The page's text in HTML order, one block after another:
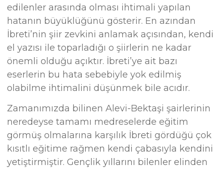
edilenler arasında olması ihtimali yapılan
hatanın büyüklüğünü gösterir. En azından
İbreti’nin şiir zevkini anlamak açısından, kendi
el yazısı ile toparladığı o şiirlerin ne kadar
önemli olduğu açıktır. İbreti’ye ait bazı
eserlerin bu hata sebebiyle yok edilmiş
olabilme ihtimalini düşünmek bile acıdır.
Zamanımızda bilinen Alevi-Bektaşi şairlerinin
neredeyse tamamı medreselerde eğitim
görmüş olmalarına karşılık İbreti gördüğü çok
kısıtlı eğitime rağmen kendi çabasıyla kendini
yetiştirmiştir. Gençlik yıllarını bilenler elinden